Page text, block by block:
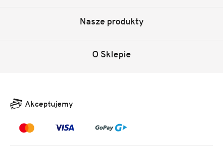
Nasze produkty
O Sklepie
Akceptujemy